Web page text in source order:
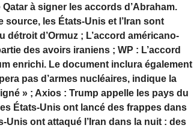
à signer les accords d’Abraham.
source, les États-Unis et l’Iran sont
d’Ormuz ; L’accord américano-
des avoirs iraniens ; WP : L’accord
enrichi. Le document inclura également
pas d’armes nucléaires, indique la
» ; Axios : Trump appelle les pays du
États-Unis ont lancé des frappes dans
Unis ont attaqué l’Iran dans la nuit : des